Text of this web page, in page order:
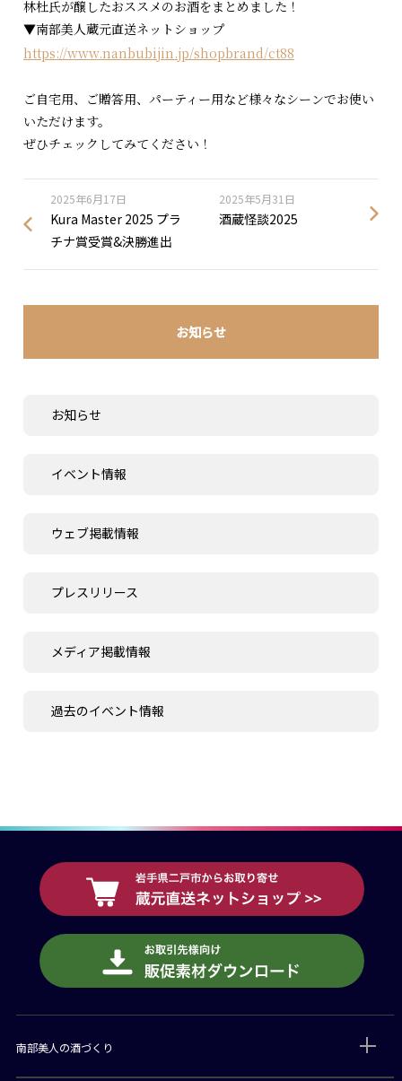
お知らせ
お知らせ
イベント情報
ウェブ掲載情報
プレスリリース
メディア掲載情報
過去のイベント情報
林杜氏が醸したおススメのお酒をまとめました！
▼南部美人蔵元直送ネットショップ
https://www.nanbubijin.jp/shopbrand/ct88
ご自宅用、ご贈答用、パーティー用など様々なシーンでお使い
いただけます。
ぜひチェックしてみてください！
2025年6月17日
Kura Master 2025 プラ
チナ賞受賞&決勝進出
2025年5月31日
酒蔵怪談2025
南部美人の酒づくり